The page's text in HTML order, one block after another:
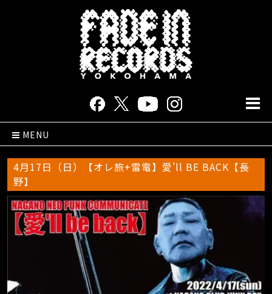
MENU
4月17日（日）【オレ旅+雷電】愛’ll BE BACK【長
野】